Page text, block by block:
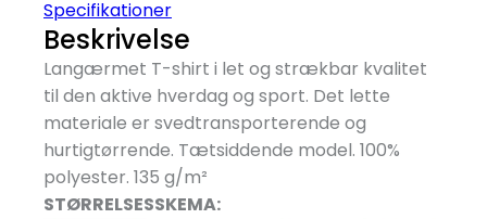
Specifikationer
Beskrivelse
Langærmet T-shirt i let og strækbar kvalitet
til den aktive hverdag og sport. Det lette
materiale er svedtransporterende og
hurtigtørrende. Tætsiddende model. 100%
polyester. 135 g/m²
STØRRELSESSKEMA: